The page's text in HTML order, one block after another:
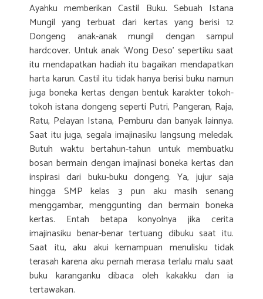
Ayahku memberikan Castil Buku. Sebuah Istana
Mungil yang terbuat dari kertas yang berisi 12
Dongeng anak-anak mungil dengan sampul
hardcover. Untuk anak ‘Wong Deso’ sepertiku saat
itu mendapatkan hadiah itu bagaikan mendapatkan
harta karun. Castil itu tidak hanya berisi buku namun
juga boneka kertas dengan bentuk karakter tokoh-
tokoh istana dongeng seperti Putri, Pangeran, Raja,
Ratu, Pelayan Istana, Pemburu dan banyak lainnya.
Saat itu juga, segala imajinasiku langsung meledak.
Butuh waktu bertahun-tahun untuk membuatku
bosan bermain dengan imajinasi boneka kertas dan
inspirasi dari buku-buku dongeng. Ya, jujur saja
hingga SMP kelas 3 pun aku masih senang
menggambar, menggunting dan bermain boneka
kertas. Entah betapa konyolnya jika cerita
imajinasiku benar-benar tertuang dibuku saat itu.
Saat itu, aku akui kemampuan menulisku tidak
terasah karena aku pernah merasa terlalu malu saat
buku karanganku dibaca oleh kakakku dan ia
tertawakan.